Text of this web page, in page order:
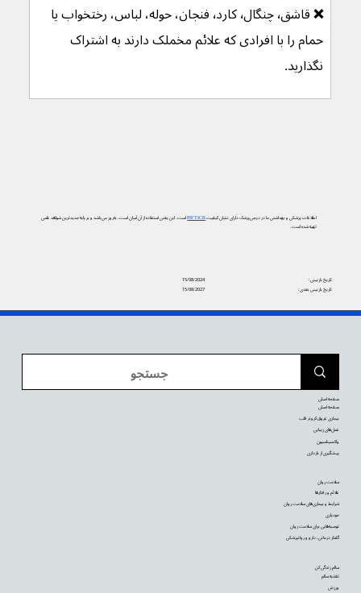
❌ قاشق٬
چنگال٬ کارد٬ فنجان، حوله، لباس، رختخواب یا
حمام را با افرادی که علائم مخملک دارند به اشتراک
نگذارید.
اطلاعات پزشکی و بهداشتی ما در دیجی‌پزشک دارای نشان کیفیتPIF TICKاست. این یعنی استفاده از آن آسان است، به‌روز می‌باشد و بر پایه جدیدترین شواهد علمی
تهیه شده است.
15/08/2024
تاریخ بازبینی:
15/08/2027
تاریخ بازبینی بعدی:
سالم زندگی کن
تغذیه سالم
ورزش
سلامت روان
علائم و رفتارها
شرایط و بیماری‌های سلامت روان
خودیاری
توصیه‌‌هایی برای سلامت روان
گفتار درمانی، دارو و روانپزشکی
صفحه اصلی
صفحه اصلی
بیماری عروق کرونر قلب
عمل‌های زیبایی
واکسیناسیون
پیشگیری از بارداری